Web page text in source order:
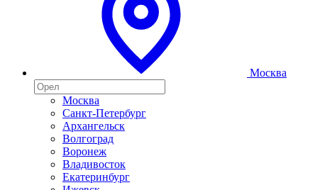
Москва
Москва
Санкт-Петербург
Архангельск
Волгоград
Воронеж
Владивосток
Екатеринбург